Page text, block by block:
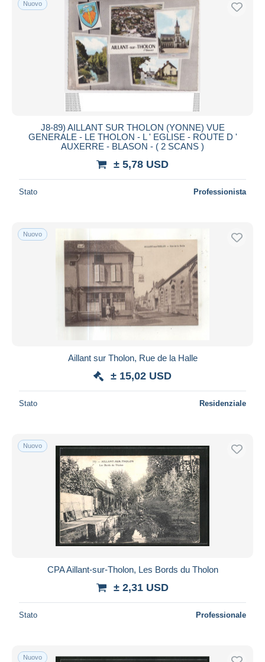
Spedizione gratuita
Metodi di pagamento
PayPal
Bonifico bancario
Visa
Mastercard
Bancontact
iDeal
Maestro
Residenza del venditore
Aggiorna
Nuovo
J8-89) AILLANT SUR THOLON (YONNE) VUE
GENERALE - LE THOLON - L ' EGLISE - ROUTE D '
AUXERRE - BLASON - ( 2 SCANS )
± 5,78 USD
Stato Professionista
Nuovo
Aillant sur Tholon, Rue de la Halle
± 15,02 USD
Stato Residenziale
Nuovo
CPA Aillant-sur-Tholon, Les Bords du Tholon
± 2,31 USD
Stato Professionale
Nuovo